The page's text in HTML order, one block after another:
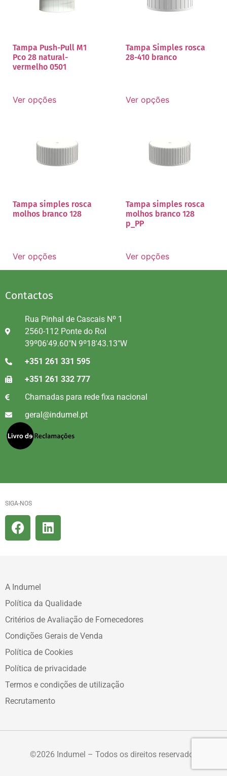
Tampa Push-Pull M1
Pco 28 natural-
vermelho 0501
Ver opções
Tampa Simples rosca
28-410 branco
Ver opções
Tampa simples rosca
molhos branco 128
Ver opções
Tampa simples rosca
molhos branco 128
p_PP
Ver opções
Contactos
Rua Pinhal de Cascais Nº 1
2560-112 Ponte do Rol
39º06'49.60"N 9º18'43.13"W
+351 261 331 595
+351 261 332 777
Chamadas para rede fixa nacional
geral@indumel.pt
SIGA-NOS
A Indumel
Política da Qualidade
Critérios de Avaliação de Fornecedores
Condições Gerais de Venda
Política de Cookies
Política de privacidade
Termos e condições de utilização
Recrutamento
©2026 Indumel – Todos os direitos reservados